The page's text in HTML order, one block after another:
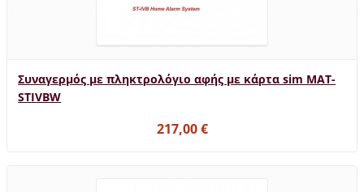
Συναγερμός με πληκτρολόγιο αφής με κάρτα sim MAT-
STIVBW
217,00 €